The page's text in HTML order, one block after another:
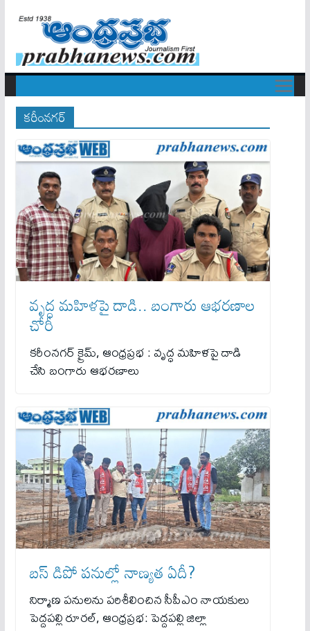
కరీంనగర్
వృద్ధ మహిళపై దాడి.. బంగారు ఆభరణాల
చోరీ
కరీంనగర్ క్రైమ్, ఆంధ్రప్రభ : వృద్ధ మహిళపై దాడి
చేసి బంగారు ఆభరణాలు
బస్‌ డిపో పనుల్లో నాణ్యత ఏదీ?
నిర్మాణ పనులను పరిశీలించిన సీపీఎం నాయకులు
పెద్దపల్లి రూరల్‌, ఆంధ్రప్రభ: పెద్దపల్లి జిల్లా